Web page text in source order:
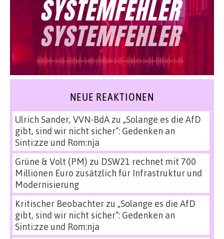
NEUE REAKTIONEN
Ulrich Sander, VVN-BdAzu „Solange es die AfD
gibt, sind wir nicht sicher“: Gedenken an
Sinti:zze und Rom:nja
Grüne & Volt (PM) zu DSW21 rechnet mit 700
Millionen Euro zusätzlich für Infrastruktur und
Modernisierung
Kritischer Beobachterzu „Solange es die AfD
gibt, sind wir nicht sicher“: Gedenken an
Sinti:zze und Rom:nja